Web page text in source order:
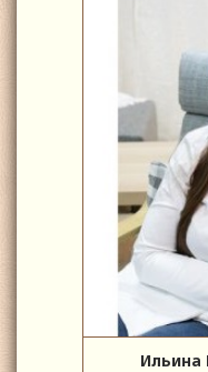
Ильина